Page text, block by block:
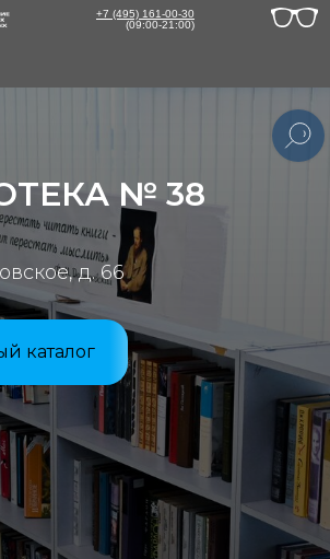
+7 (495) 161-00-30
(09:00-21:00)
№ 38
д. 66
каталог